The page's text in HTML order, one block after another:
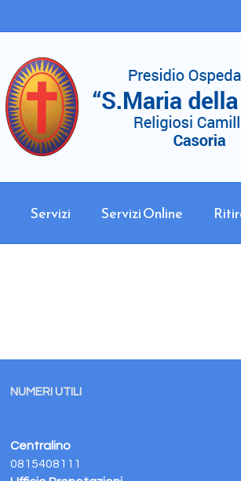
Servizi Servizi Online
NUMERI UTILI
Centralino
0815408111